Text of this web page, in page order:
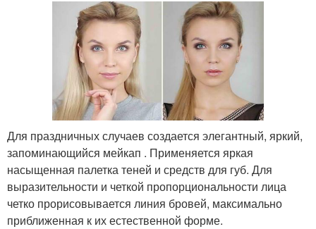
Для праздничных случаев создается элегантный, яркий,
запоминающийся мейкап . Применяется яркая
насыщенная палетка теней и средств для губ. Для
выразительности и четкой пропорциональности лица
четко прорисовывается линия бровей, максимально
приближенная к их естественной форме.